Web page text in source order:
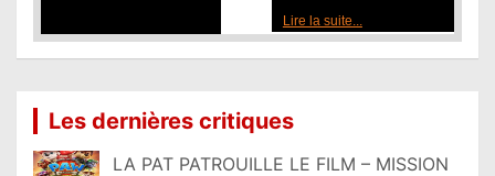
Les dernières critiques
LA PAT PATROUILLE LE FILM – MISSION